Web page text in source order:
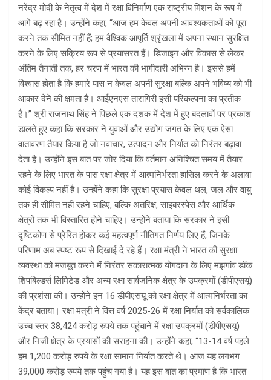
नरेंद्र मोदी के नेतृत्व में देश में रक्षा विनिर्माण एक राष्ट्रीय मिशन के रूप में
आगे बढ़ रहा है। उन्होंने कहा, “आज हम केवल अपनी आवश्यकताओं को पूरा
करने तक सीमित नहीं हैं; हम वैश्विक आपूर्ति श्रृंखला में अपना स्थान सुरक्षित
करने के लिए सक्रिय रूप से प्रयासरत हैं। डिजाइन और विकास से लेकर
अंतिम तैनाती तक, हर चरण में भारत की भागीदारी अभिन्न है। इससे हमें
विश्वास होता है कि हमारे पास न केवल अपनी सुरक्षा बल्कि अपने भविष्य को भी
आकार देने की क्षमता है। आईएनएस तारागिरी इसी परिकल्पना का प्रतीक
है।” श्री राजनाथ सिंह ने पिछले एक दशक में देश में हुए बदलावों पर प्रकाश
डालते हुए कहा कि सरकार ने युवाओं और उद्योग जगत के लिए एक ऐसा
वातावरण तैयार किया है जो नवाचार, उत्पादन और निर्यात को निरंतर बढ़ावा
देता है। उन्होंने इस बात पर जोर दिया कि वर्तमान अनिश्चित समय में तैयार
रहने के लिए भारत के पास रक्षा क्षेत्र में आत्मनिर्भरता हासिल करने के अलावा
कोई विकल्प नहीं है। उन्होंने कहा कि सुरक्षा प्रयास केवल थल, जल और वायु
तक ही सीमित नहीं रहने चाहिए, बल्कि अंतरिक्ष, साइबरस्पेस और आर्थिक
क्षेत्रों तक भी विस्तारित होने चाहिए। उन्होंने बताया कि सरकार ने इसी
दृष्टिकोण से प्रेरित होकर कई महत्वपूर्ण नीतिगत निर्णय लिए हैं, जिनके
परिणाम अब स्पष्ट रूप से दिखाई दे रहे हैं। रक्षा मंत्री ने भारत की सुरक्षा
व्यवस्था को मजबूत करने में निरंतर सकारात्मक योगदान के लिए मझगांव डॉक
शिपबिल्डर्स लिमिटेड और अन्य रक्षा सार्वजनिक क्षेत्र के उपक्रमों (डीपीएसयू)
की प्रशंसा की। उन्होंने इन 16 डीपीएसयू को रक्षा क्षेत्र में आत्मनिर्भरता का
केंद्र बताया। रक्षा मंत्री ने वित्त वर्ष 2025-26 में रक्षा निर्यात को सर्वकालिक
उच्च स्तर 38,424 करोड़ रुपये तक पहुंचाने में रक्षा उपक्रमों (डीपीएसयू)
और निजी क्षेत्र के प्रयासों की सराहना की। उन्होंने कहा, “13-14 वर्ष पहले
हम 1,200 करोड़ रुपये के रक्षा सामान निर्यात करते थे। आज यह लगभग
39,000 करोड़ रुपये तक पहुंच गया है। यह इस बात का प्रमाण है कि भारत